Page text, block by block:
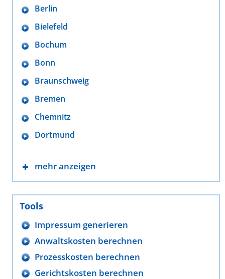
Berlin
Bielefeld
Bochum
Bonn
Braunschweig
Bremen
Chemnitz
Dortmund
mehr anzeigen
Tools
Impressum generieren
Anwaltskosten berechnen
Prozesskosten berechnen
Gerichtskosten berechnen